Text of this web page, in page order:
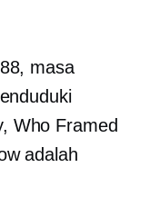
masa
Who Framed
adalah